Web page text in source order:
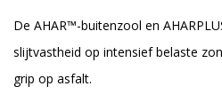
De AHAR™-buitenzool en
slijtvastheid op intensief belaste
grip op asfalt.